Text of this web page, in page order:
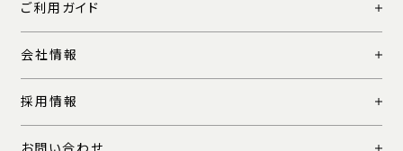
ご利用ガイド
会社情報
採用情報